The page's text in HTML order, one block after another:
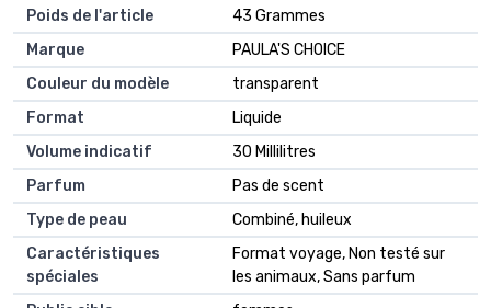
Poids de l'article
‎43 Grammes
Marque
‎PAULA'S CHOICE
Couleur du modèle
‎transparent
Format
‎Liquide
Volume indicatif
‎30 Millilitres
Parfum
‎Pas de scent
Type de peau
‎Combiné, huileux
Caractéristiques
spéciales
‎Format voyage, Non testé sur
les animaux, Sans parfum